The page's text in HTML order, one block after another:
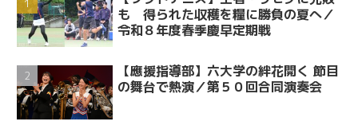
も 得られた収穫を糧に勝負の夏へ／
令和８年度春季慶早定期戦
【應援指導部】六大学の絆花開く 節目
の舞台で熱演／第５０回合同演奏会